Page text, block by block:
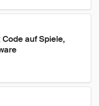
auf Spiele,